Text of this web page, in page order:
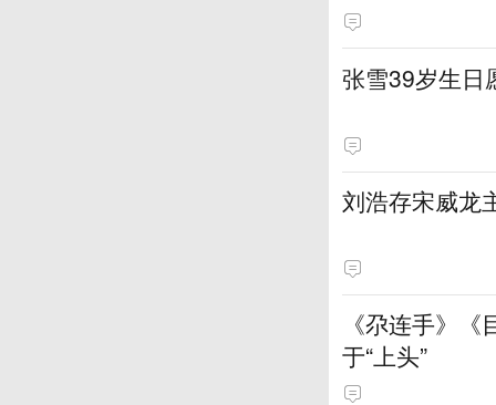
张雪39岁生日
刘浩存宋威龙
《尕连手》
于“上头”